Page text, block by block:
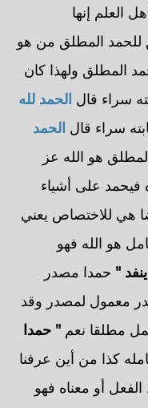
العلم إنها
للحمد المطلق من هو
المطلق ولهذا كان
سراء قال الحمد لله
سراء قال الحمد
هو الله عز
فيحمد على أشياء
هي للاختصاص يعني
هو الله فهو
" حمدا مصدر
معمول لمصدر وقد
مطلقا نعم " حمدا
كذا من أين عرفنا
أو معناه فهو